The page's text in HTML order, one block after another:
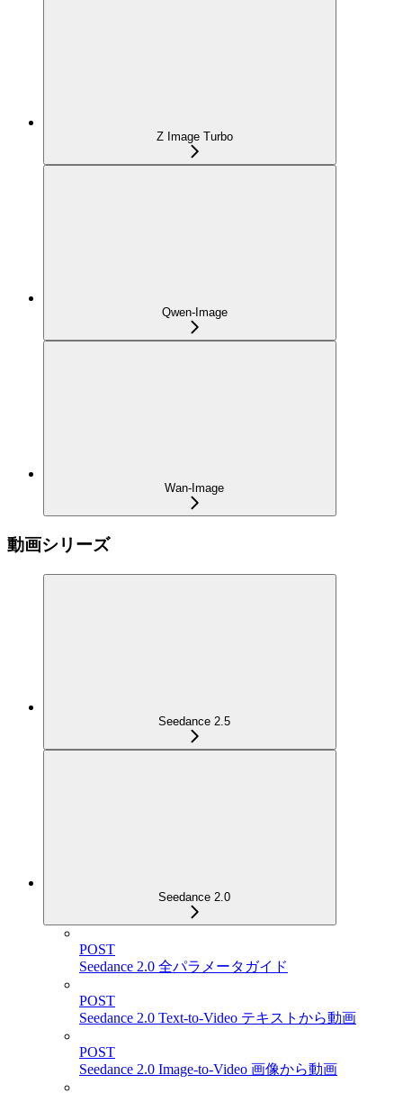
Z Image Turbo
Qwen-Image
Wan-Image
動画シリーズ
Seedance 2.5
Seedance 2.0
POST
Seedance 2.0 全パラメータガイド
POST
Seedance 2.0 Text-to-Video テキストから動画
POST
Seedance 2.0 Image-to-Video 画像から動画